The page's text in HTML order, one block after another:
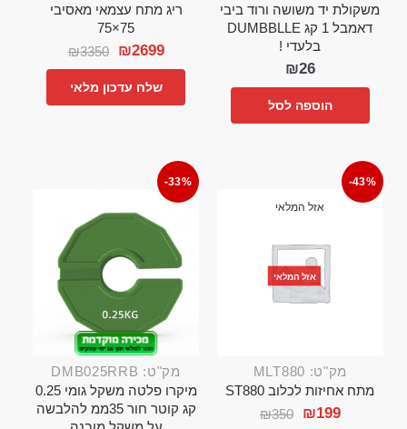
משקולת יד משושה ורוד ביבי
דאמבל 1 קג DUMBBLLE
בלעדי !
₪26
הוספה לסל
ריג מתח עצמאי מאסיבי
75×75
₪3350 ₪2699
שלח עדכון מלאי
-43%
אזל המלאי
אזל המלאי
מק"ט: MLT880
מתח אחיזות לכלוב ST880
₪350 ₪199
-33%
מק"ט: DMB025RRB
מיקרו פלטה משקל גומי 0.25
קג קוטר חור 35ממ להלבשה